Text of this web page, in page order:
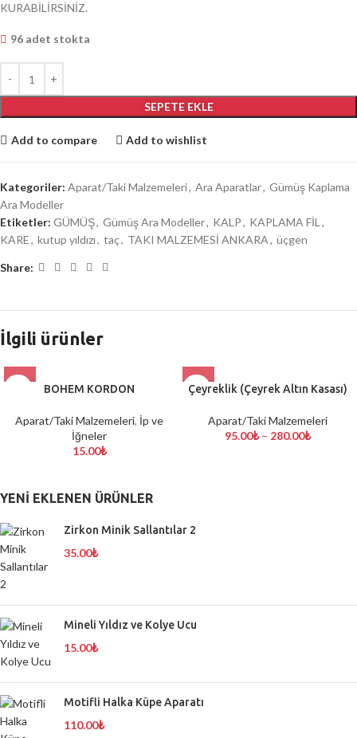
KURABİLİRSİNİZ.
96 adet stokta
SEPETE EKLE
Add to compare Add to wishlist
Kategoriler: Aparat/Taki Malzemeleri, Ara Aparatlar, Gümüş Kaplama
Ara Modeller
Etiketler: GÜMÜŞ, Gümüş Ara Modeller, KALP, KAPLAMA FİL ,
KARE, kutup yıldızı, taç, TAKI MALZEMESİ ANKARA, üçgen
Share:
İlgili ürünler
BOHEM KORDON
Aparat/Taki Malzemeleri, İp ve
İğneler
15.00₺
Çeyreklik (Çeyrek Altın Kasası)
Aparat/Taki Malzemeleri
95.00₺ – 280.00₺
YENI EKLENEN ÜRÜNLER
Zirkon Minik Sallantılar 2
35.00₺
Mineli Yıldız ve Kolye Ucu
15.00₺
Motifli Halka Küpe Aparatı
110.00₺